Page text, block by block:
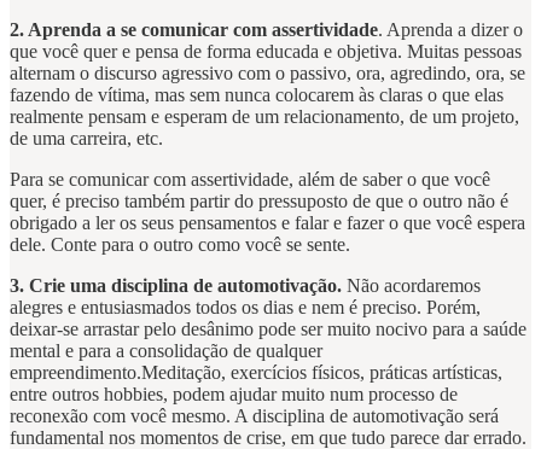
2. Aprenda a se comunicar com assertividade. Aprenda a dizer o
que você quer e pensa de forma educada e objetiva. Muitas pessoas
alternam o discurso agressivo com o passivo, ora, agredindo, ora, se
fazendo de vítima, mas sem nunca colocarem às claras o que elas
realmente pensam e esperam de um relacionamento, de um projeto,
de uma carreira, etc.
Para se comunicar com assertividade, além de saber o que você
quer, é preciso também partir do pressuposto de que o outro não é
obrigado a ler os seus pensamentos e falar e fazer o que você espera
dele. Conte para o outro como você se sente.
3. Crie uma disciplina de automotivação. Não acordaremos
alegres e entusiasmados todos os dias e nem é preciso. Porém,
deixar-se arrastar pelo desânimo pode ser muito nocivo para a saúde
mental e para a consolidação de qualquer
empreendimento.Meditação, exercícios físicos, práticas artísticas,
entre outros hobbies, podem ajudar muito num processo de
reconexão com você mesmo. A disciplina de automotivação será
fundamental nos momentos de crise, em que tudo parece dar errado.